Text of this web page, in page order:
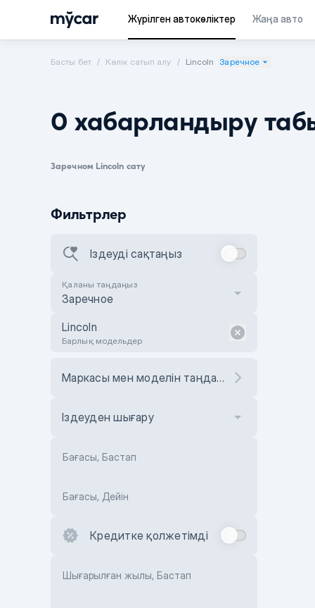
Жүрілген автокөліктер Жаңа авто
Басты бет Көлік сатып алу Lincoln Заречное
0 хабарландыру
Заречном Lincoln сату
Фильтрлер
Іздеуді сақтаңыз
Қаланы таңдаңыз
Заречное
Lincoln
Барлық модельдер
Маркасы мен моделін таңдаңыз
Іздеуден шығару
Бағасы, Бастап
Бағасы, Дейін
Кредитке қолжетімді
Шығарылған жылы, Бастап